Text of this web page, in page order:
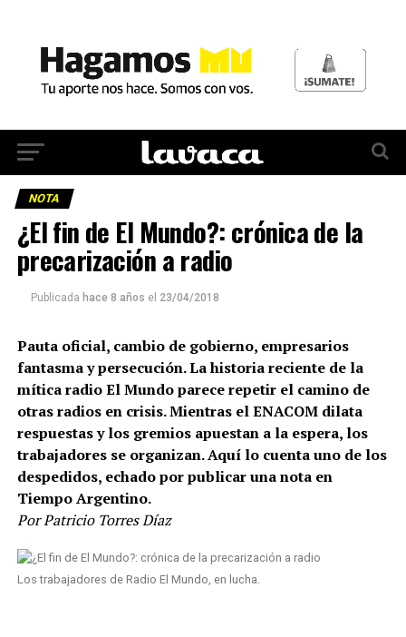
NOTA
¿El fin de El Mundo?: crónica de la
precarización a radio
Publicada hace 8 años el 23/04/2018
Pauta oficial, cambio de gobierno, empresarios
fantasma y persecución. La historia reciente de la
mítica radio El Mundo parece repetir el camino de
otras radios en crisis. Mientras el ENACOM dilata
respuestas y los gremios apuestan a la espera, los
trabajadores se organizan. Aquí lo cuenta uno de los
despedidos, echado por publicar una nota en
Tiempo Argentino.
Por Patricio Torres Díaz
Los trabajadores de Radio El Mundo, en lucha.